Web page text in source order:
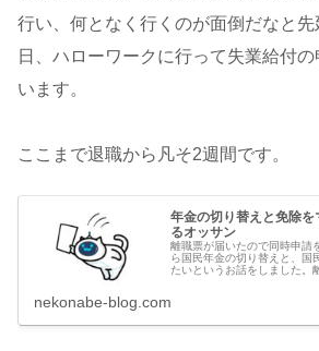
行い、何となく行くのが面倒だなと
日、ハローワークに行って失業給付
います。
ここまで退職から凡そ2週間です。
年金の切り替えと免除
るオッサン
離職票が届いたので同時申請
ら国民年金の切り替えと、国
たいというお話をしました。
nekonabe-blog.com